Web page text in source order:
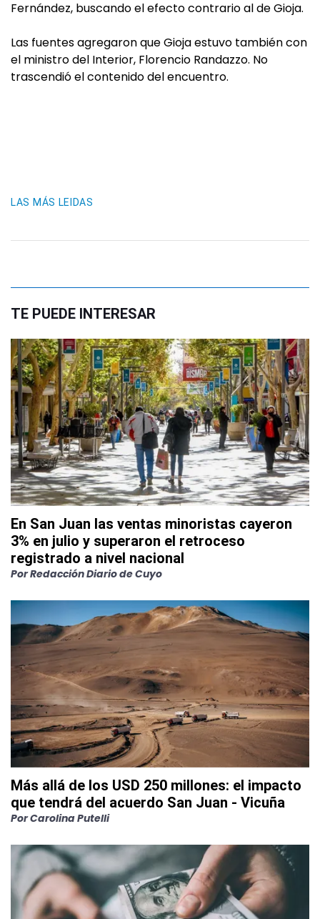
Fernández, buscando el efecto contrario al de Gioja.
Las fuentes agregaron que Gioja estuvo también con
el ministro del Interior, Florencio Randazzo. No
trascendió el contenido del encuentro.
LAS MÁS LEIDAS
TE PUEDE INTERESAR
En San Juan las ventas minoristas cayeron
3% en julio y superaron el retroceso
registrado a nivel nacional
PorRedacción Diario de Cuyo
Más allá de los USD 250 millones: el impacto
que tendrá del acuerdo San Juan - Vicuña
PorCarolina Putelli